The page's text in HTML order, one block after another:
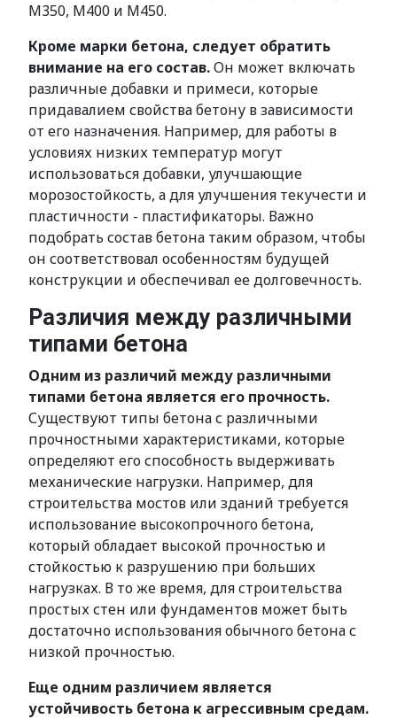
М350, М400 и М450.
Кроме марки бетона, следует обратить
внимание на его состав.Он может включать
различные добавки и примеси, которые
придавалием свойства бетону в зависимости
от его назначения. Например, для работы в
условиях низких температур могут
использоваться добавки, улучшающие
морозостойкость, а для улучшения текучести и
пластичности - пластификаторы. Важно
подобрать состав бетона таким образом, чтобы
он соответствовал особенностям будущей
конструкции и обеспечивал ее долговечность.
Различия между различными
типами бетона
Одним из различий между различными
типами бетона является его прочность.
Существуют типы бетона с различными
прочностными характеристиками, которые
определяют его способность выдерживать
механические нагрузки. Например, для
строительства мостов или зданий требуется
использование высокопрочного бетона,
который обладает высокой прочностью и
стойкостью к разрушению при больших
нагрузках. В то же время, для строительства
простых стен или фундаментов может быть
достаточно использования обычного бетона с
низкой прочностью.
Еще одним различием является
устойчивость бетона к агрессивным средам.